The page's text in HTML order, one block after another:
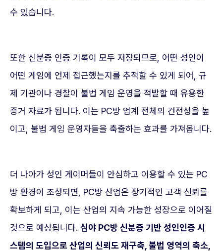
수 있습니다.
또한 신분증 인증 기록이 모두 저장되므로, 어떤 성인이
어떤 게임에 언제 접근했는지를 추적할 수 있게 되어, 규
제 기관이나 경찰이 불법 게임 운영을 적발할 때 유용한
증거 자료가 됩니다. 이는 PC방 업계 전체의 건전성을 높
이고, 불법 게임 운영자들을 축출하는 효과를 가져옵니다.
더 나아가 성인 게이머들이 안심하고 이용할 수 있는 PC
방 환경이 조성되면, PC방 산업은 장기적인 고객 신뢰를
확보하게 되고, 이는 산업의 지속 가능한 성장으로 이어질
것으로 예상됩니다. 심야 PC방 신분증 기반 성인인증 시
스템의 도입으로 산업의 신뢰도 재구축, 불법 영역의 축소,